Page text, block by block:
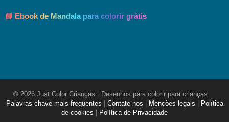
📘 Ebook de Mandala para colorir grátis
© 2026 Just Color Crianças : Desenhos para colorir para crianças
Palavras-chave mais frequentes
Contate-nos Menções legais
Política
de cookies
Política de Privacidade